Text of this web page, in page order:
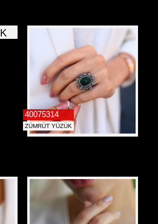
40075314
ZÜMRÜT YÜZÜK